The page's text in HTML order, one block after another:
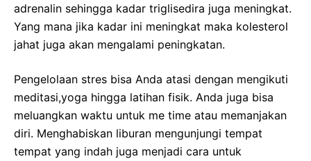
adrenalin sehingga kadar triglisedira juga meningkat.
Yang mana jika kadar ini meningkat maka kolesterol
jahat juga akan mengalami peningkatan.
Pengelolaan stres bisa Anda atasi dengan mengikuti
meditasi,yoga hingga latihan fisik. Anda juga bisa
meluangkan waktu untuk me time atau memanjakan
diri. Menghabiskan liburan mengunjungi tempat
tempat yang indah juga menjadi cara untuk